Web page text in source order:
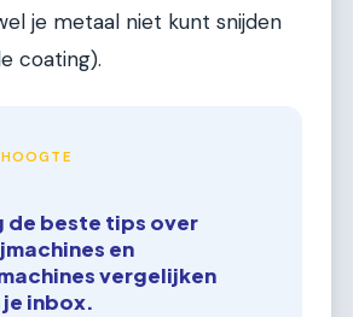
je metaal niet kunt snijden
coating).
de beste tips over
en
vergelijken
inbox.